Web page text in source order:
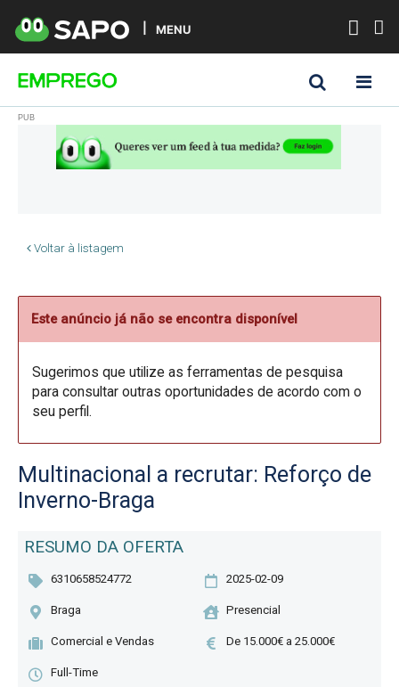
MENU
Voltar à listagem
Este anúncio já não se encontra disponível
Sugerimos que utilize as ferramentas de pesquisa
para consultar outras oportunidades de acordo com o
seu perfil.
Multinacional a recrutar: Reforço de
Inverno-Braga
RESUMO DA OFERTA
6310658524772 2025-02-09
Braga Presencial
Comercial e Vendas De 15.000€ a 25.000€
Full-Time